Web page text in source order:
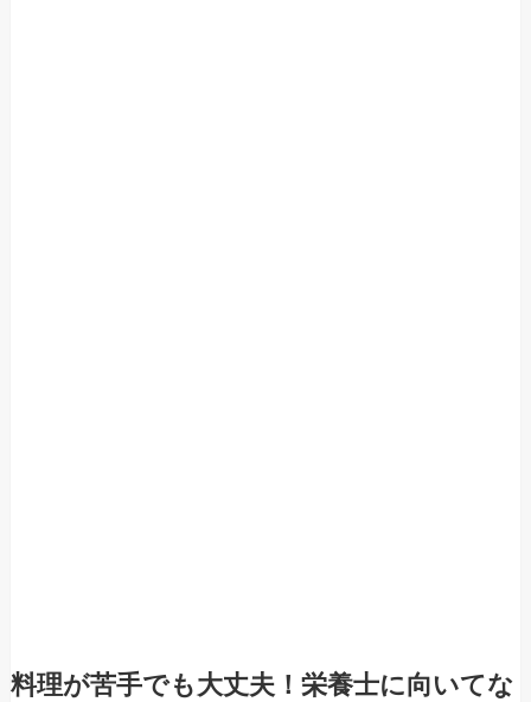
料理が苦手でも大丈夫！栄養士に向いてな